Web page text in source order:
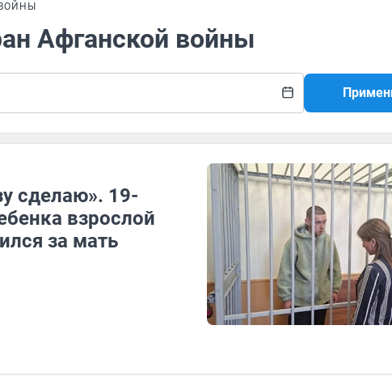
Афганской войны
сделаю». 19-
взрослой
за мать